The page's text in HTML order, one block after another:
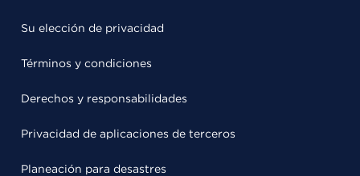
Su elección de privacidad
Términos y condiciones
Derechos y responsabilidades
Privacidad de aplicaciones de terceros
Planeación para desastres